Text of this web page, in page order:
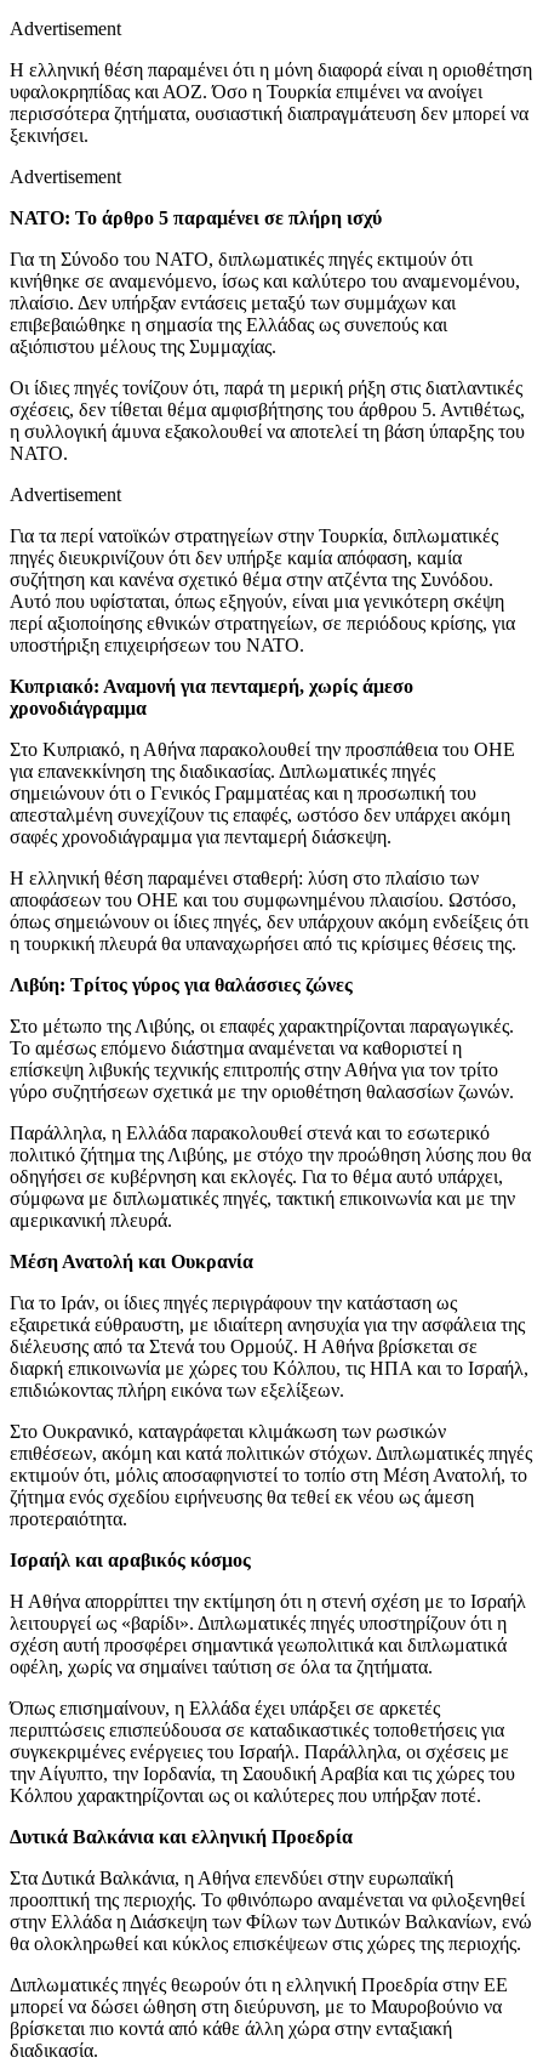
Advertisement
Η ελληνική θέση παραμένει ότι η μόνη διαφορά είναι η οριοθέτηση
υφαλοκρηπίδας και ΑΟΖ. Όσο η Τουρκία επιμένει να ανοίγει
περισσότερα ζητήματα, ουσιαστική διαπραγμάτευση δεν μπορεί να
ξεκινήσει.
Advertisement
ΝΑΤΟ: Το άρθρο 5 παραμένει σε πλήρη ισχύ
Για τη Σύνοδο του ΝΑΤΟ, διπλωματικές πηγές εκτιμούν ότι
κινήθηκε σε αναμενόμενο, ίσως και καλύτερο του αναμενομένου,
πλαίσιο. Δεν υπήρξαν εντάσεις μεταξύ των συμμάχων και
επιβεβαιώθηκε η σημασία της Ελλάδας ως συνεπούς και
αξιόπιστου μέλους της Συμμαχίας.
Οι ίδιες πηγές τονίζουν ότι, παρά τη μερική ρήξη στις διατλαντικές
σχέσεις, δεν τίθεται θέμα αμφισβήτησης του άρθρου 5. Αντιθέτως,
η συλλογική άμυνα εξακολουθεί να αποτελεί τη βάση ύπαρξης του
ΝΑΤΟ.
Advertisement
Για τα περί νατοϊκών στρατηγείων στην Τουρκία, διπλωματικές
πηγές διευκρινίζουν ότι δεν υπήρξε καμία απόφαση, καμία
συζήτηση και κανένα σχετικό θέμα στην ατζέντα της Συνόδου.
Αυτό που υφίσταται, όπως εξηγούν, είναι μια γενικότερη σκέψη
περί αξιοποίησης εθνικών στρατηγείων, σε περιόδους κρίσης, για
υποστήριξη επιχειρήσεων του ΝΑΤΟ.
Κυπριακό: Αναμονή για πενταμερή, χωρίς άμεσο
χρονοδιάγραμμα
Στο Κυπριακό, η Αθήνα παρακολουθεί την προσπάθεια του ΟΗΕ
για επανεκκίνηση της διαδικασίας. Διπλωματικές πηγές
σημειώνουν ότι ο Γενικός Γραμματέας και η προσωπική του
απεσταλμένη συνεχίζουν τις επαφές, ωστόσο δεν υπάρχει ακόμη
σαφές χρονοδιάγραμμα για πενταμερή διάσκεψη.
Η ελληνική θέση παραμένει σταθερή: λύση στο πλαίσιο των
αποφάσεων του ΟΗΕ και του συμφωνημένου πλαισίου. Ωστόσο,
όπως σημειώνουν οι ίδιες πηγές, δεν υπάρχουν ακόμη ενδείξεις ότι
η τουρκική πλευρά θα υπαναχωρήσει από τις κρίσιμες θέσεις της.
Λιβύη: Τρίτος γύρος για θαλάσσιες ζώνες
Στο μέτωπο της Λιβύης, οι επαφές χαρακτηρίζονται παραγωγικές.
Το αμέσως επόμενο διάστημα αναμένεται να καθοριστεί η
επίσκεψη λιβυκής τεχνικής επιτροπής στην Αθήνα για τον τρίτο
γύρο συζητήσεων σχετικά με την οριοθέτηση θαλασσίων ζωνών.
Παράλληλα, η Ελλάδα παρακολουθεί στενά και το εσωτερικό
πολιτικό ζήτημα της Λιβύης, με στόχο την προώθηση λύσης που θα
οδηγήσει σε κυβέρνηση και εκλογές. Για το θέμα αυτό υπάρχει,
σύμφωνα με διπλωματικές πηγές, τακτική επικοινωνία και με την
αμερικανική πλευρά.
Μέση Ανατολή και Ουκρανία
Για το Ιράν, οι ίδιες πηγές περιγράφουν την κατάσταση ως
εξαιρετικά εύθραυστη, με ιδιαίτερη ανησυχία για την ασφάλεια της
διέλευσης από τα Στενά του Ορμούζ. Η Αθήνα βρίσκεται σε
διαρκή επικοινωνία με χώρες του Κόλπου, τις ΗΠΑ και το Ισραήλ,
επιδιώκοντας πλήρη εικόνα των εξελίξεων.
Στο Ουκρανικό, καταγράφεται κλιμάκωση των ρωσικών
επιθέσεων, ακόμη και κατά πολιτικών στόχων. Διπλωματικές πηγές
εκτιμούν ότι, μόλις αποσαφηνιστεί το τοπίο στη Μέση Ανατολή, το
ζήτημα ενός σχεδίου ειρήνευσης θα τεθεί εκ νέου ως άμεση
προτεραιότητα.
Ισραήλ και αραβικός κόσμος
Η Αθήνα απορρίπτει την εκτίμηση ότι η στενή σχέση με το Ισραήλ
λειτουργεί ως «βαρίδι». Διπλωματικές πηγές υποστηρίζουν ότι η
σχέση αυτή προσφέρει σημαντικά γεωπολιτικά και διπλωματικά
οφέλη, χωρίς να σημαίνει ταύτιση σε όλα τα ζητήματα.
Όπως επισημαίνουν, η Ελλάδα έχει υπάρξει σε αρκετές
περιπτώσεις επισπεύδουσα σε καταδικαστικές τοποθετήσεις για
συγκεκριμένες ενέργειες του Ισραήλ. Παράλληλα, οι σχέσεις με
την Αίγυπτο, την Ιορδανία, τη Σαουδική Αραβία και τις χώρες του
Κόλπου χαρακτηρίζονται ως οι καλύτερες που υπήρξαν ποτέ.
Δυτικά Βαλκάνια και ελληνική Προεδρία
Στα Δυτικά Βαλκάνια, η Αθήνα επενδύει στην ευρωπαϊκή
προοπτική της περιοχής. Το φθινόπωρο αναμένεται να φιλοξενηθεί
στην Ελλάδα η Διάσκεψη των Φίλων των Δυτικών Βαλκανίων, ενώ
θα ολοκληρωθεί και κύκλος επισκέψεων στις χώρες της περιοχής.
Διπλωματικές πηγές θεωρούν ότι η ελληνική Προεδρία στην ΕΕ
μπορεί να δώσει ώθηση στη διεύρυνση, με το Μαυροβούνιο να
βρίσκεται πιο κοντά από κάθε άλλη χώρα στην ενταξιακή
διαδικασία.